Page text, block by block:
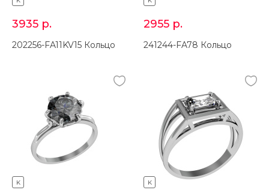
3935 р.
202256-FA11KV15 Кольцо
2955 р.
241244-FA78 Кольцо
K K